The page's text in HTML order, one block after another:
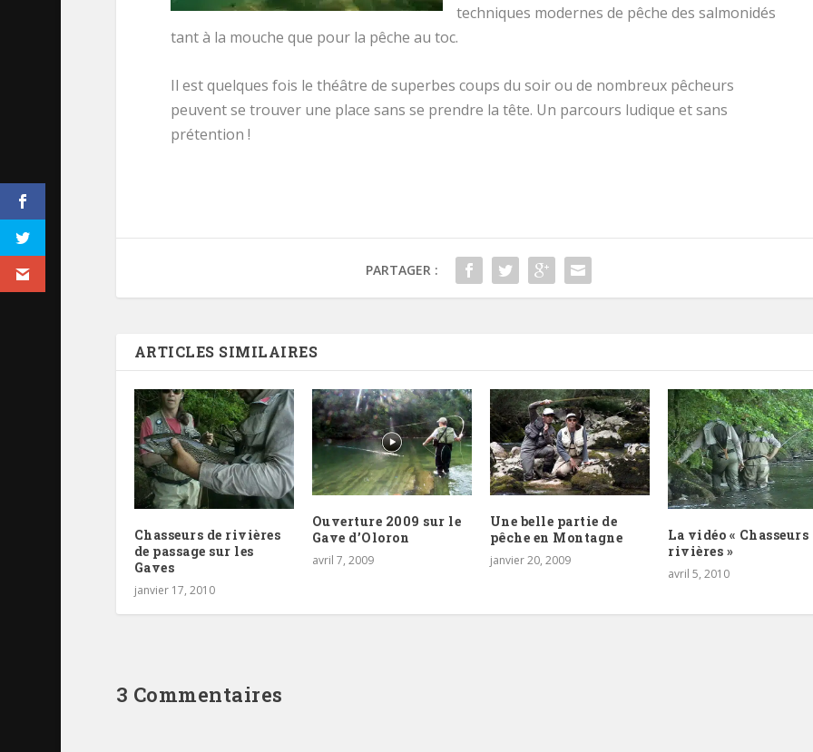
techniques modernes de pêche des salmonidés
tant à la mouche que pour la pêche au toc.
Il est quelques fois le théâtre de superbes coups du soir ou de nombreux pêcheurs
peuvent se trouver une place sans se prendre la tête. Un parcours ludique et sans
prétention !
PARTAGER :
ARTICLES SIMILAIRES
Chasseurs de rivières
de passage sur les
Gaves
janvier 17, 2010
Ouverture 2009 sur le
Gave d’Oloron
avril 7, 2009
Une belle partie de
pêche en Montagne
janvier 20, 2009
La vidéo « Chasseurs
rivières »
avril 5, 2010
3 Commentaires